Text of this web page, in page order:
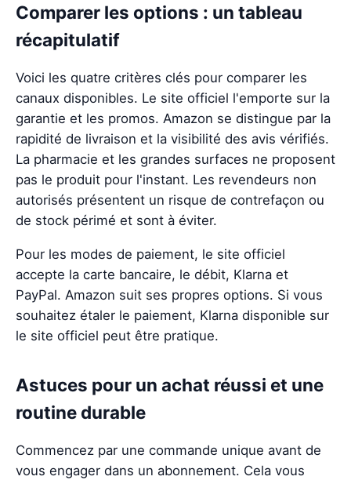
Comparer les options : un tableau
récapitulatif
Voici les quatre critères clés pour comparer les
canaux disponibles. Le site officiel l'emporte sur la
garantie et les promos. Amazon se distingue par la
rapidité de livraison et la visibilité des avis vérifiés.
La pharmacie et les grandes surfaces ne proposent
pas le produit pour l'instant. Les revendeurs non
autorisés présentent un risque de contrefaçon ou
de stock périmé et sont à éviter.
Pour les modes de paiement, le site officiel
accepte la carte bancaire, le débit, Klarna et
PayPal. Amazon suit ses propres options. Si vous
souhaitez étaler le paiement, Klarna disponible sur
le site officiel peut être pratique.
Astuces pour un achat réussi et une
routine durable
Commencez par une commande unique avant de
vous engager dans un abonnement. Cela vous